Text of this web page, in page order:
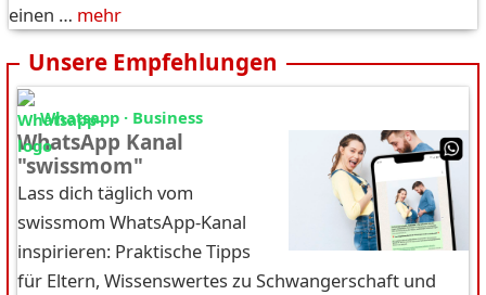
einen … mehr
Unsere Empfehlungen
Whatsapp · Business
WhatsApp Kanal
"swissmom"
Lass dich täglich vom
swissmom WhatsApp-Kanal
inspirieren: Praktische Tipps
für Eltern, Wissenswertes zu Schwangerschaft und